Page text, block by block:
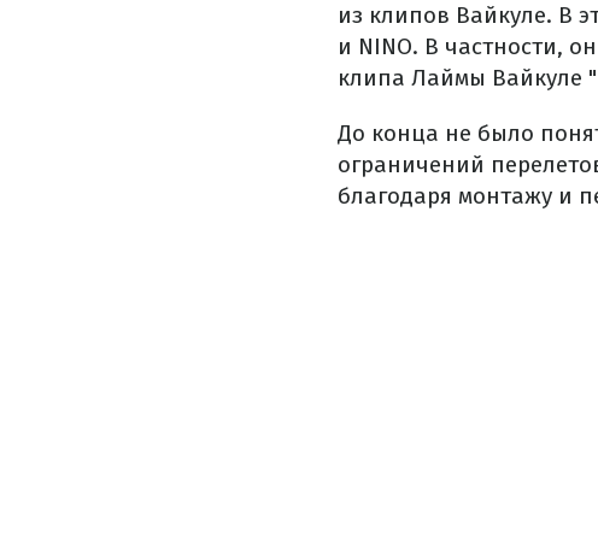
из клипов Вайкуле. В
и NINO. В частности,
клипа Лаймы Вайкуле
До конца не было
ограничений
благодаря монтажу и